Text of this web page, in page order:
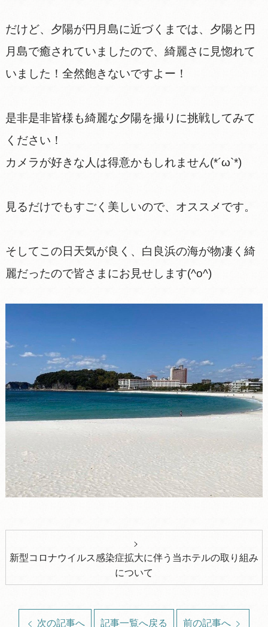
だけど、夕陽が円月島に近づくまでは、夕陽と円
月島で癒されていましたので、綺麗さに見惚れて
いました！全然飽きないですよー！
是非是非皆様も綺麗な夕陽を撮りに挑戦してみて
ください！
カメラが好きな人は得意かもしれません(*´ω`*)
見るだけでもすごく美しいので、オススメです。
そしてこの日天気が良く、白良浜の海が物凄く綺
麗だったので皆さまにお見せします(^o^)
新型コロナウイルス感染症拡大に伴う当ホテルの取り組み
について
次の記事へ 記事一覧へ戻る 前の記事へ